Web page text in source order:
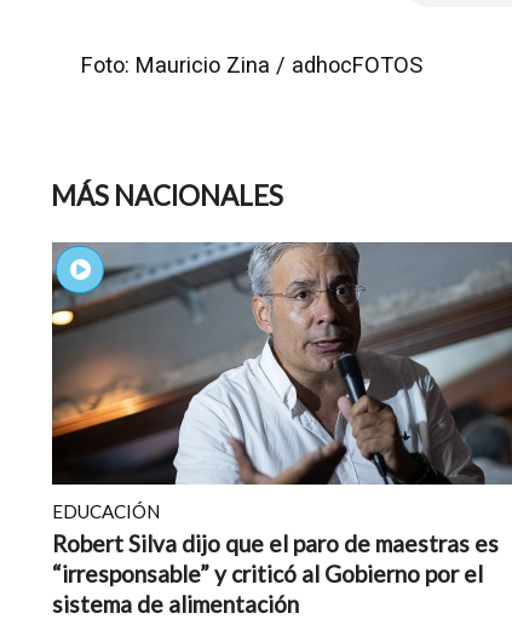
Foto: Mauricio Zina / adhocFOTOS
MÁS NACIONALES
EDUCACIÓN
Robert Silva dijo que el paro de maestras es
“irresponsable” y criticó al Gobierno por el
sistema de alimentación